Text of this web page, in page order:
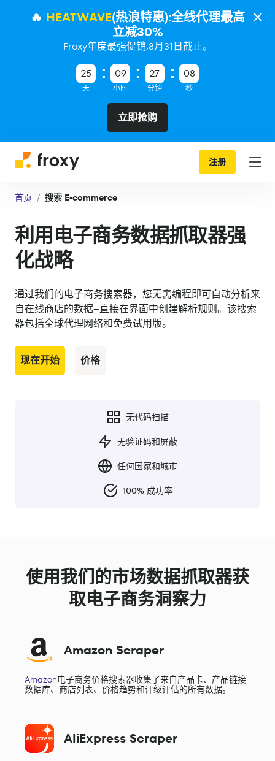
🔥 HEATWAVE(热浪特惠):全线代理最高
立减30%
Froxy年度最强促销,8月31日截止。
25
天
09
小时
27
分钟
07
秒
立即抢购
注册
首页 搜索 E-commerce
利用电子商务数据抓取器强
化战略
通过我们的电子商务搜索器，您无需编程即可自动分析来
自在线商店的数据--直接在界面中创建解析规则。该搜索
器包括全球代理网络和免费试用版。
现在开始 价格
无代码扫描
无验证码和屏蔽
任何国家和城市
100% 成功率
使用我们的市场数据抓取器获
取电子商务洞察力
Amazon Scraper
Amazon电子商务价格搜索器收集了来自产品卡、产品链接
数据库、商店列表、价格趋势和评级评估的所有数据。
AliExpress Scraper